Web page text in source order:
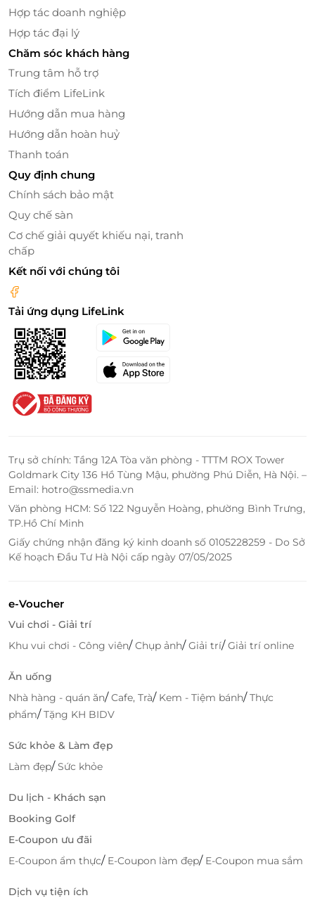
Hợp tác doanh nghiệp
Hợp tác đại lý
Chăm sóc khách hàng
Trung tâm hỗ trợ
Tích điểm LifeLink
Hướng dẫn mua hàng
Hướng dẫn hoàn huỷ
Thanh toán
Quy định chung
Chính sách bảo mật
Quy chế sàn
Cơ chế giải quyết khiếu nại, tranh
chấp
Kết nối với chúng tôi
Tải ứng dụng LifeLink
Trụ sở chính: Tầng 12A Tòa văn phòng - TTTM ROX Tower
Goldmark City 136 Hồ Tùng Mậu, phường Phú Diễn, Hà Nội. –
Email: hotro@ssmedia.vn
Văn phòng HCM: Số 122 Nguyễn Hoàng, phường Bình Trưng,
TP.Hồ Chí Minh
Giấy chứng nhận đăng ký kinh doanh số 0105228259 - Do Sở
Kế hoạch Đầu Tư Hà Nội cấp ngày 07/05/2025
e-Voucher
Vui chơi - Giải trí
Khu vui chơi - Công viên/Chụp ảnh/Giải trí/Giải trí online
Ăn uống
Nhà hàng - quán ăn/Cafe, Trà/ Kem - Tiệm bánh/Thực
phẩm/Tặng KH BIDV
Sức khỏe & Làm đẹp
Làm đẹp/Sức khỏe
Du lịch - Khách sạn
Booking Golf
E-Coupon ưu đãi
E-Coupon ẩm thực/ E-Coupon làm đẹp/ E-Coupon mua sắm
Dịch vụ tiện ích